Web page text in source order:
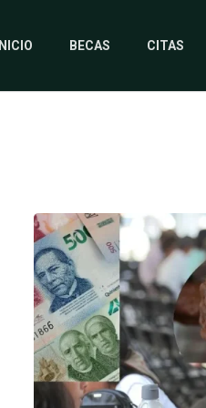
INICIO BECAS CITAS